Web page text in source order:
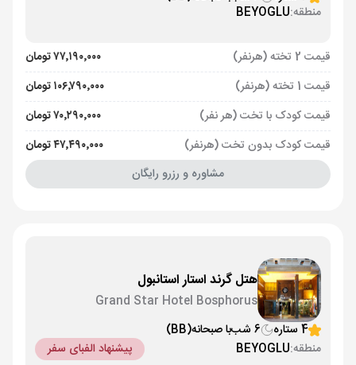
منطقه:BEYOGLU
قیمت 2 تخته (هرنفر)
۷۷٬۱۹۰٬۰۰۰ تومان
قیمت 1 تخته (هرنفر)
۱۰۶٬۷۹۰٬۰۰۰ تومان
قیمت کودک با تخت (هر نفر)
۷۰٬۲۹۰٬۰۰۰ تومان
قیمت کودک بدون تخت (هرنفر)
۴۷٬۴۹۰٬۰۰۰ تومان
مشاوره و رزرو رایگان
هتل گرند استار استانبول
Grand Star Hotel Bosphorus
4 ستاره
6 شب با صبحانه(BB)
منطقه:BEYOGLU پیشنهاد الفبای سفر